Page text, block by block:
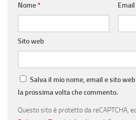
Nome* Email
Sito web
Salva il mio nome, email e sito
la prossima volta che commento.
Questo sito è protetto da reCAPTCHA,